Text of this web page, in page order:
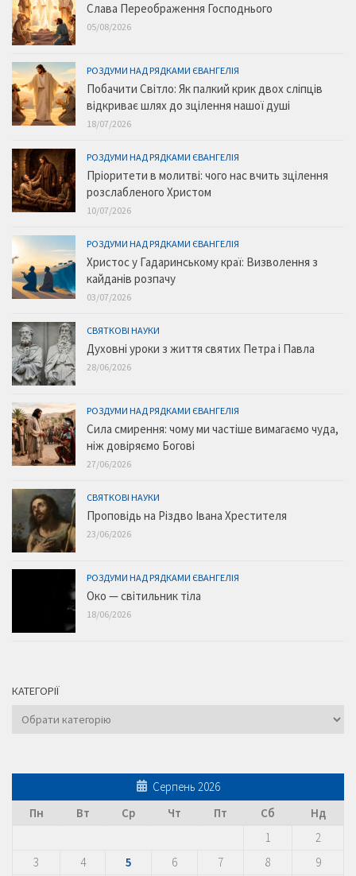
Слава Переображення Господнього
05/08/2026
РОЗДУМИ НАД РЯДКАМИ ЄВАНГЕЛІЯ
Побачити Світло: Як палкий крик двох сліпців
відкриває шлях до зцілення нашої душі
18/07/2026
РОЗДУМИ НАД РЯДКАМИ ЄВАНГЕЛІЯ
Пріоритети в молитві: чого нас вчить зцілення
розслабленого Христом
10/07/2026
РОЗДУМИ НАД РЯДКАМИ ЄВАНГЕЛІЯ
Христос у Гадаринському краї: Визволення з
кайданів розпачу
03/07/2026
СВЯТКОВІ НАУКИ
Духовні уроки з життя святих Петра і Павла
28/06/2026
РОЗДУМИ НАД РЯДКАМИ ЄВАНГЕЛІЯ
Сила смирення: чому ми частіше вимагаємо чуда,
ніж довіряємо Богові
27/06/2026
СВЯТКОВІ НАУКИ
Проповідь на Різдво Івана Хрестителя
23/06/2026
РОЗДУМИ НАД РЯДКАМИ ЄВАНГЕЛІЯ
Око — світильник тіла
18/06/2026
КАТЕГОРІЇ
Категорії
Серпень 2026
Пн
Вт Ср Чт Пт Сб
Нд
1
2
3
4 5 6 7 8
9